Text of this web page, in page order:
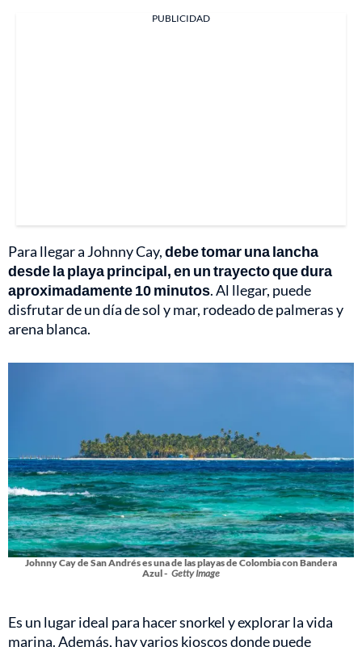
PUBLICIDAD
Para llegar a Johnny Cay,debe tomar una lancha
desde la playa principal, en un trayecto que dura
aproximadamente 10 minutos. Al llegar, puede
disfrutar de un día de sol y mar, rodeado de palmeras y
arena blanca.
Johnny Cay de San Andrés es una de las playas de Colombia con Bandera
Azul - Getty Image
Es un lugar ideal para hacer snorkel y explorar la vida
marina. Además, hay varios kioscos donde puede